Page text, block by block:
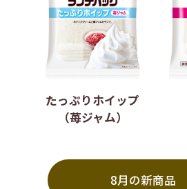
たっぷりホイップ
（苺ジャム）
8月の新商品